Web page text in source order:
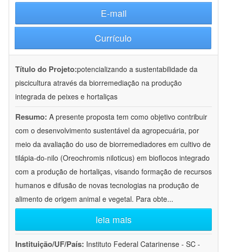
E-mail
Currículo
Título do Projeto:potencializando a sustentabilidade da
piscicultura através da biorremediação na produção
integrada de peixes e hortaliças
Resumo: A presente proposta tem como objetivo contribuir
com o desenvolvimento sustentável da agropecuária, por
meio da avaliação do uso de biorremediadores em cultivo de
tilápia-do-nilo (Oreochromis niloticus) em bioflocos integrado
com a produção de hortaliças, visando formação de recursos
humanos e difusão de novas tecnologias na produção de
alimento de origem animal e vegetal. Para obte...
leia mais
Instituição/UF/País: Instituto Federal Catarinense - SC -